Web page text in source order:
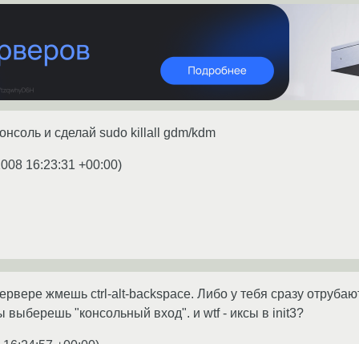
и сделай sudo killall gdm/kdm
16:23:31 +00:00)
жмешь ctrl-alt-backspace. Либо у тебя сразу
выберешь "консольный вход". и wtf - иксы в init3?